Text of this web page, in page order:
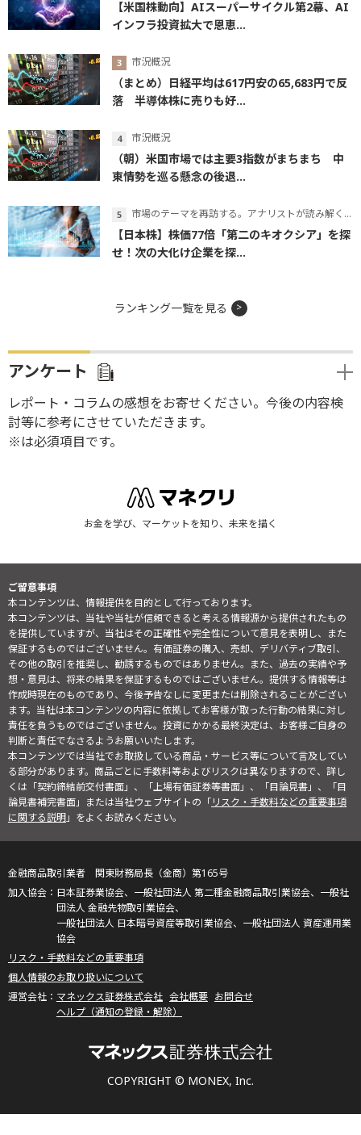
【米国株動向】AIスーパーサイクル第2幕、AI
インフラ投資拡大で恩恵...
市況概況
（まとめ）日経平均は617円安の65,683円で反
落 半導体株に売りも好...
市況概況
（朝）米国市場では主要3指数がまちまち 中
東情勢を巡る懸念の後退...
市場のテーマを再訪する。アナリストが読み解くテーマの本質
【日本株】株価77倍「第二のキオクシア」を探
せ！次の大化け企業を探...
ランキング一覧を見る
アンケート
レポート・コラムの感想をお寄せください。今後の内容検
討等に参考にさせていただきます。
※は必須項目です。
お金を学び、マーケットを知り、未来を描く
ご留意事項
本コンテンツは、情報提供を目的として行っております。
本コンテンツは、当社や当社が信頼できると考える情報源から提供されたもの
を提供していますが、当社はその正確性や完全性について意見を表明し、また
保証するものではございません。有価証券の購入、売却、デリバティブ取引、
その他の取引を推奨し、勧誘するものではありません。また、過去の実績や予
想・意見は、将来の結果を保証するものではございません。提供する情報等は
作成時現在のものであり、今後予告なしに変更または削除されることがござい
ます。当社は本コンテンツの内容に依拠してお客様が取った行動の結果に対し
責任を負うものではございません。投資にかかる最終決定は、お客様ご自身の
判断と責任でなさるようお願いいたします。
本コンテンツでは当社でお取扱している商品・サービス等について言及してい
る部分があります。商品ごとに手数料等およびリスクは異なりますので、詳し
くは「契約締結前交付書面」、「上場有価証券等書面」、「目論見書」、「目
論見書補完書面」または当社ウェブサイトの「リスク・手数料などの重要事項
に関する説明」をよくお読みください。
COPYRIGHT © MONEX, Inc.
金融商品取引業者 関東財務局長（金商）第165号
日本証券業協会、一般社団法人 第二種金融商品取引業協会、一般社
団法人 金融先物取引業協会、
一般社団法人 日本暗号資産等取引業協会、一般社団法人 資産運用業
協会
リスク・手数料などの重要事項
個人情報のお取り扱いについて
マネックス証券株式会社 会社概要 お問合せ
ヘルプ（通知の登録・解除）